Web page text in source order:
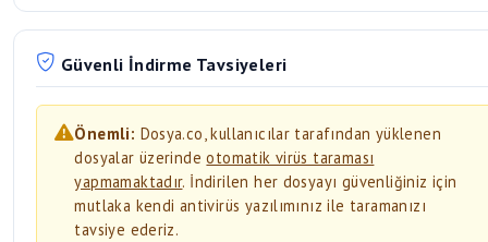
Güvenli İndirme Tavsiyeleri
Önemli: Dosya.co, kullanıcılar tarafından yüklenen
dosyalar üzerindeotomatik virüs taraması
yapmamaktadır. İndirilen her dosyayı güvenliğiniz için
mutlaka kendi antivirüs yazılımınız ile taramanızı
tavsiye ederiz.